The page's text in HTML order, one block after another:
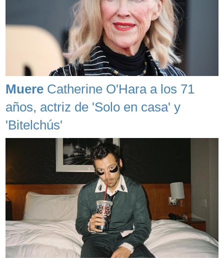
Muere Catherine O'Hara a los 71
años, actriz de 'Solo en casa' y
'Bitelchús'